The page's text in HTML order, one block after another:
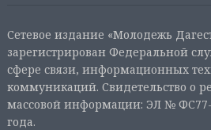
Сетевое издание «Молодежь
зарегистрирован Федеральной
сфере связи, информационных
коммуникаций. Свидетельство о
массовой информации: ЭЛ № ФС77-
года.